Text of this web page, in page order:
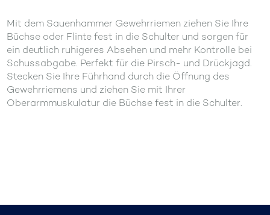
Mit dem Sauenhammer Gewehrriemen ziehen Sie Ihre
Büchse oder Flinte fest in die Schulter und sorgen für
ein deutlich ruhigeres Absehen und mehr Kontrolle bei
Schussabgabe. Perfekt für die Pirsch- und Drückjagd.
Stecken Sie Ihre Führhand durch die Öffnung des
Gewehrriemens und ziehen Sie mit Ihrer
Oberarmmuskulatur die Büchse fest in die Schulter.